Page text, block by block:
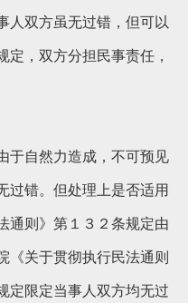
人双方虽无过错，但可以
，双方分担民事责任，
自然力造成，不可预见
过错。但处理上是否适用
通则》第１３２条规定由
《关于贯彻执行民法通则
定限定当事人双方均无过